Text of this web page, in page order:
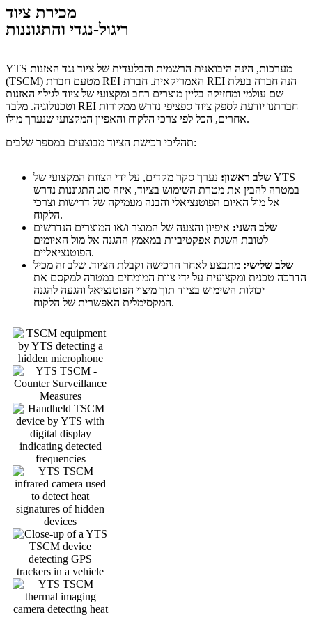
מכירת ציוד
ריגול-נגדי והתגוננות
YTS מערכות, הינה היבואנית הרשמית והבלעדית של ציוד נגד האזנות
(TSCM) מטעם חברת REI האמריקאית. חברת REI הנה חברה בעלת
שם עולמי ומחזיקה בליין מוצרים רחב ומקצועי של ציוד לגילוי האזנות
וטכנולוגיה. מלבד REI חברתנו יודעת לספק ציוד ספציפי נדרש ממקורות
אחרים, הכל לפי צרכי הלקוח והאפיון המקצועי שנערך מולו.
תהליכי רכישת הציוד מבוצעים במספר שלבים:
שלב ראשון: נערך סקר מקדים, על ידי הצוות המקצועי של YTS
במטרה להבין את מטרת השימוש בציוד, איזה סוג התגוננות נדרש
אל מול האיום הפוטנציאלי והבנה מעמיקה של דרישות וצרכי
הלקוח.
שלב השני: איפיון והצעה של המוצר ו/או המוצרים הנדרשים
לטובת השגת אפקטיביות במאמץ ההגנה אל מול האיומים
הפוטנציאליים.
שלב שלישי: מתבצע לאחר הרכישה וקבלת הציוד. שלב זה מכיל
הדרכה טכנית ומקצועית על ידי צוות המומחים במטרה למקסם את
יכולות השימוש בציוד תוך מיצוי הפוטנציאל והגעה להגנה
המקסימלית האפשרית של הלקוח.